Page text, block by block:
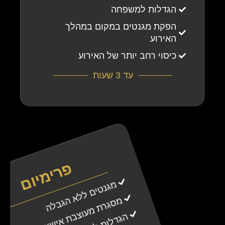
הגדלות למשפחה
הפקת מגנטים במקום במהלך
האירוע
כיסוי רחב יותר של האירוע
עד 3 שעות
פרימיום
מגנטים ללא הגבלה
מסגרת מעוצבת אישית